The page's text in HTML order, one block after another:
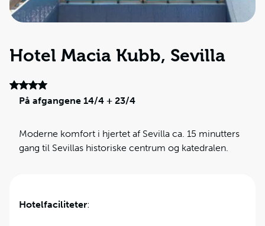
Hotel Macia Kubb, Sevilla
På afgangene 14/4 + 23/4
Moderne komfort i hjertet af Sevilla ca. 15 minutters
gang til Sevillas historiske centrum og katedralen.
Hotelfaciliteter: